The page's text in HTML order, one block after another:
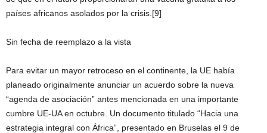
países africanos asolados por la crisis.[9]
Sin fecha de reemplazo a la vista
Para evitar un mayor retroceso en el continente, la UE había
planeado originalmente anunciar un acuerdo sobre la nueva
“agenda de asociación” antes mencionada en una importante
cumbre UE-UA en octubre. Un documento titulado “Hacia una
estrategia integral con África”, presentado en Bruselas el 9 de